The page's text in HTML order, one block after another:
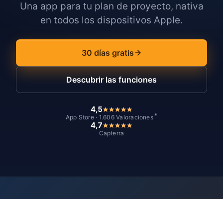
Una app para tu plan de proyecto, nativa
en todos los dispositivos Apple.
30 días gratis
Descubrir las funciones
4,5
App Store · 1.606 Valoraciones *
4,7
Capterra